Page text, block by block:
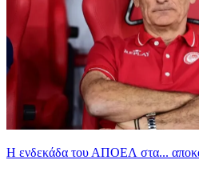
Η ενδεκάδα του ΑΠΟΕΛ στα...